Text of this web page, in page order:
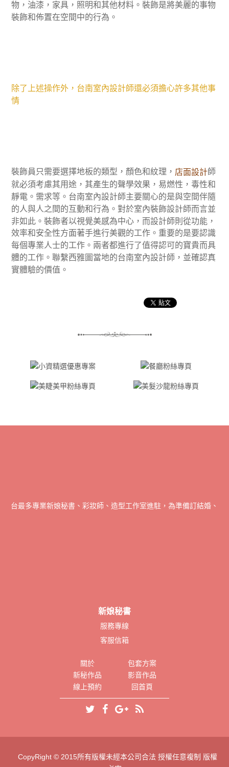
物，油漆，家具，照明和其他材料。裝飾是將美麗的事物
裝飾和佈置在空間中的行為。
除了上述操作外，台南室內設計師還必須擔心許多其他事
情
裝飾員只需要選擇地板的類型，顏色和紋理， 店面設計師
就必須考慮其用途，其產生的聲學效果，易燃性，毒性和
靜電。需求等。台南室內設計師主要關心的是與空間伴隨
的人與人之間的互動和行為。對於室內裝飾設計師而言並
非如此。裝飾者以視覺美感為中心，而設計師則從功能，
效率和安全性方面著手進行美觀的工作。重要的是要認識
每個專業人士的工作。兩者都進行了值得認可的寶貴而具
體的工作。聯繫西雅圖當地的台南室內設計師，並確認真
實體驗的價值。
台最多專業新娘秘書、彩妝師、造型工作室進駐，為準備訂結婚、
新娘秘書
服務專線
客服信箱
關於
包套方案
新秘作品
影音作品
線上預約
回首頁
CopyRight © 2015所有版權未經本公司合法 授權任意複制 版權